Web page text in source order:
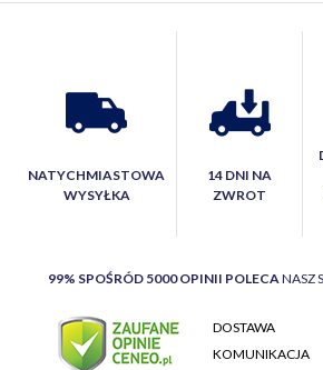
NATYCHMIASTOWA
WYSYŁKA
14 DNI NA
ZWROT
99% SPOŚRÓD 5000 OPINII POLECANASZ
DOSTAWA
KOMUNIKACJA